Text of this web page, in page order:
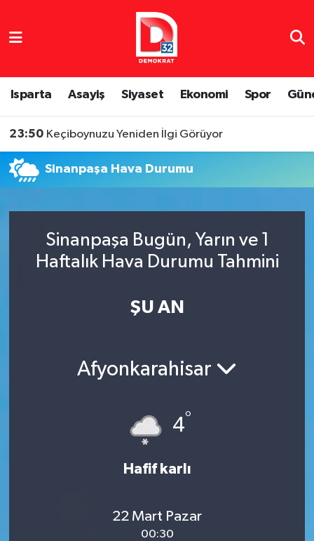
Isparta Asayiş Siyaset Ekonomi Spor
23:50 Keçiboynuzu Yeniden İlgi Görüyor
Sinanpaşa Hava Durumu
Sinanpaşa Bugün, Yarın ve 1
Haftalık Hava Durumu Tahmini
ŞU AN
Afyonkarahisar
4°
Hafif karlı
22 Mart Pazar
00:30
Isparta Nöbetçi Eczaneler
Isparta Hava Durumu
Tüm Manşetler
Son Dakika Haberleri